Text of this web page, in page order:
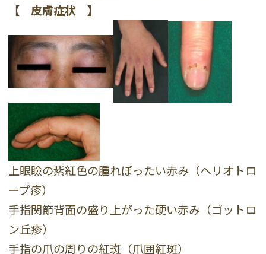
【 皮膚症状 】
上眼瞼の紫紅色の腫れぼったい赤み（ヘリオトロ
ープ疹）
手指関節背面の盛り上がった硬い赤み（ゴットロ
ン丘疹）
手指の爪の周りの紅斑（爪囲紅斑）